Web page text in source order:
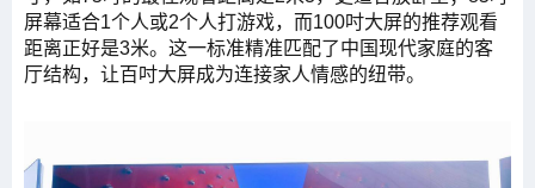
屏幕适合1个人或2个人打游戏，而100吋大屏的推荐观看
距离正好是3米。这一标准精准匹配了中国现代家庭的客
厅结构，让百吋大屏成为连接家人情感的纽带。